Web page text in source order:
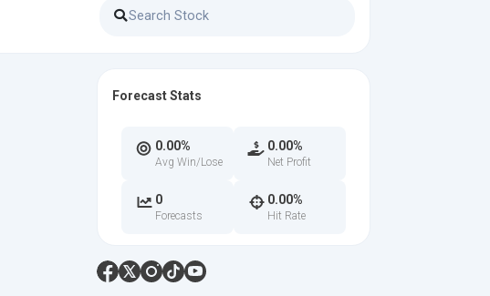
Forecast Stats
0.00%
Avg Win/Lose
0.00%
Net Profit
0
Forecasts
0.00%
Hit Rate